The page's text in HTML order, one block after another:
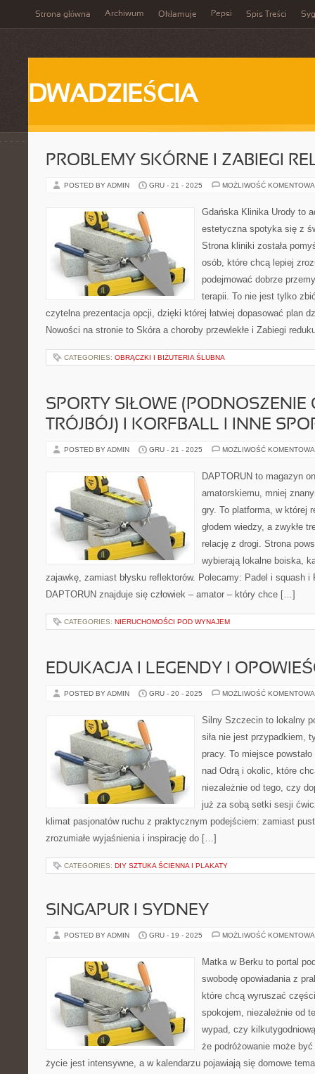
Strona główna Archiwum Okłamuje Pepsi Spis Treści
DWADZIEŚCIA
PROBLEMY SKÓRNE I ZABIEGI
POSTED BY ADMIN GRU - 21 - 2025 MOŻLIWOŚĆ
Gdańska Klinika Urody to
estetyczna spotyka się z
Strona kliniki została
osób, które chcą lepiej
podejmować dobrze
terapii. To nie jest tylko
czytelna prezentacja opcji, dzięki której łatwiej dopasować plan
Nowości na stronie to Skóra a choroby przewlekłe i Zabiegi
CATEGORIES: OBRĄCZKI I BIŻUTERIA ŚLUBNA
SPORTY SIŁOWE (PODNOSZENIE
TRÓJBÓJ) I KORFBALL I INNE
POSTED BY ADMIN GRU - 21 - 2025 MOŻLIWOŚĆ
DAPTORUN to magazyn
amatorskiemu, mniej
gry. To platforma, w której
głodem wiedzy, a zwykłe
relację z drogi. Strona
wybierają lokalne boiska,
zajawkę, zamiast błysku reflektorów. Polecamy: Padel i squash i
DAPTORUN znajduje się człowiek – amator – który chce […]
CATEGORIES: NIERUCHOMOŚCI POD WYNAJEM
EDUKACJA I LEGENDY I
POSTED BY ADMIN GRU - 20 - 2025 MOŻLIWOŚĆ
Silny Szczecin to lokalny
siła nie jest przypadkiem,
pracy. To miejsce
nad Odrą i okolic, które
niezależnie od tego, czy
już za sobą setki sesji
klimat pasjonatów ruchu z praktycznym podejściem: zamiast
zrozumiałe wyjaśnienia i inspirację do […]
CATEGORIES: DIY SZTUKA ŚCIENNA I PLAKATY
SINGAPUR I SYDNEY
POSTED BY ADMIN GRU - 19 - 2025 MOŻLIWOŚĆ
Matka w Berku to portal
swobodę opowiadania z
które chcą wyruszać
spokojem, niezależnie od
wypad, czy
że podróżowanie może
życie jest intensywne, a w kalendarzu pojawiają się domowe